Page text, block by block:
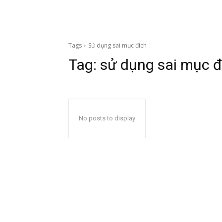
Tags Sử dụng sai mục đích
Tag: sử dụng sai mục
No posts to display